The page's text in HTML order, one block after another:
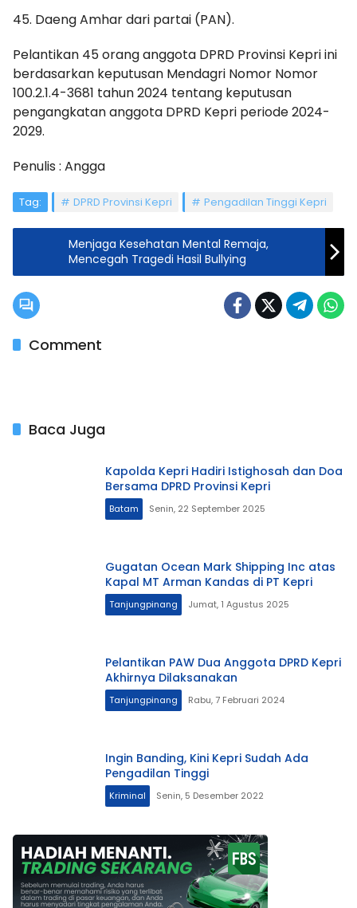
45. Daeng Amhar dari partai (PAN).
Pelantikan 45 orang anggota DPRD Provinsi Kepri ini
berdasarkan keputusan Mendagri Nomor Nomor
100.2.1.4-3681 tahun 2024 tentang keputusan
pengangkatan anggota DPRD Kepri periode 2024-
2029.
Penulis : Angga
Tag: DPRD Provinsi Kepri Pengadilan Tinggi Kepri
Menjaga Kesehatan Mental Remaja,
Mencegah Tragedi Hasil Bullying
Comment
Baca Juga
Kapolda Kepri Hadiri Istighosah dan Doa
Bersama DPRD Provinsi Kepri
Batam Senin, 22 September 2025
Gugatan Ocean Mark Shipping Inc atas
Kapal MT Arman Kandas di PT Kepri
Tanjungpinang Jumat, 1 Agustus 2025
Pelantikan PAW Dua Anggota DPRD Kepri
Akhirnya Dilaksanakan
Tanjungpinang Rabu, 7 Februari 2024
Ingin Banding, Kini Kepri Sudah Ada
Pengadilan Tinggi
Kriminal Senin, 5 Desember 2022